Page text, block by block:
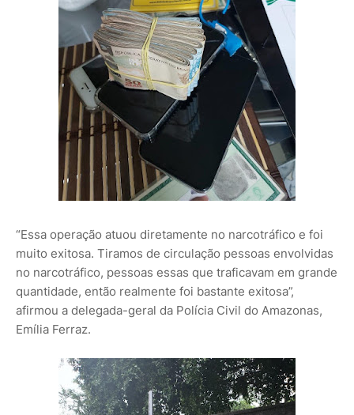
“Essa operação atuou diretamente no narcotráfico e foi
muito exitosa. Tiramos de circulação pessoas envolvidas
no narcotráfico, pessoas essas que traficavam em grande
quantidade, então realmente foi bastante exitosa”,
afirmou a delegada-geral da Polícia Civil do Amazonas,
Emília Ferraz.